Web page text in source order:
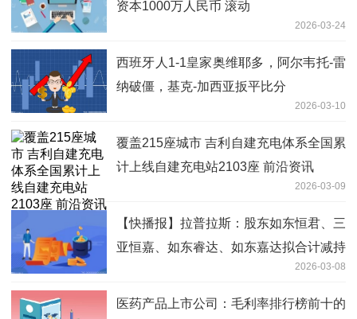
资本1000万人民币 滚动
2026-03-24
西班牙人1-1皇家奥维耶多，阿尔韦托-雷
纳破僵，基克-加西亚扳平比分
2026-03-10
覆盖215座城市 吉利自建充电体系全国累
计上线自建充电站2103座 前沿资讯
2026-03-09
【快播报】拉普拉斯：股东如东恒君、三
亚恒嘉、如东睿达、如东嘉达拟合计减持
2026-03-08
医药产品上市公司：毛利率排行榜前十的